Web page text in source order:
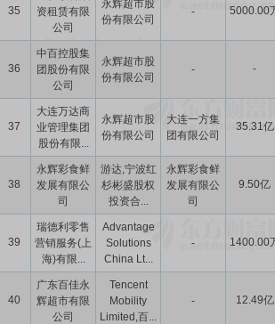
35
资租赁有限
公司
永辉超市股
份有限公司
- 5000.00
36
中百控股集
团股份有限
公司
永辉超市股
份有限公司
- -
37
大连万达商
业管理集团
股份有限...
永辉超市股
份有限公司
大连一方集
团有限公司
35.31亿
38
永辉彩食鲜
发展有限公
司
游达,宁波红
杉彬盛股权
投资合...
永辉彩食鲜
发展有限公
司
9.50亿
39
瑞德利零售
营销服务(上
海)有限...
Advantage
Solutions
China Lt...
- 1400.00
40
广东百佳永
辉超市有限
公司
Tencent
Mobility
Limited,百...
- 12.49亿